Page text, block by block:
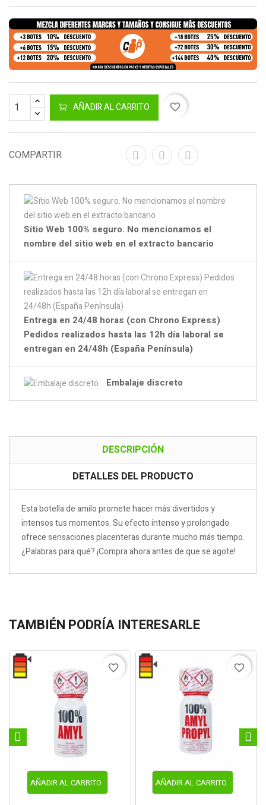
AÑADIR AL CARRITO favorite_border
COMPARTIR
Sítio Web 100% seguro. No mencionamos el
nombre del sitio web en el extracto bancario
Entrega en 24/48 horas (con Chrono Express)
Pedidos realizados hasta las 12h día laboral se
entregan en 24/48h (España Península)
Embalaje discreto
DESCRIPCIÓN
DETALLES DEL PRODUCTO
Esta botella de amilo promete hacer más divertidos y
intensos tus momentos. Su efecto intenso y prolongado
ofrece sensaciones placenteras durante mucho más tiempo.
¿Palabras para qué? ¡Compra ahora antes de que se agote!
TAMBIÉN PODRÍA INTERESARLE
AÑADIR AL CARRITO
favorite_border
AÑADIR AL CARRITO
favorite_border